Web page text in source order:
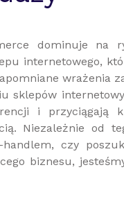
dominuje na
internetowego,
wrażenia
sklepów
i przyciągają
Niezależnie od
czy
biznesu,